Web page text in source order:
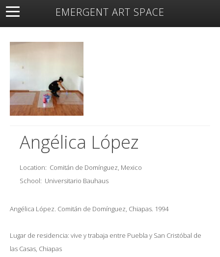
EMERGENT ART SPACE
About Open Space Artists Featured Art
Exhibitions
Angélica López
Location: Comitán de Domínguez, Mexico
School: Universitario Bauhaus
Angélica López. Comitán de Domínguez, Chiapas. 1994
Lugar de residencia: vive y trabaja entre Puebla y San Cristóbal de
las Casas, Chiapas